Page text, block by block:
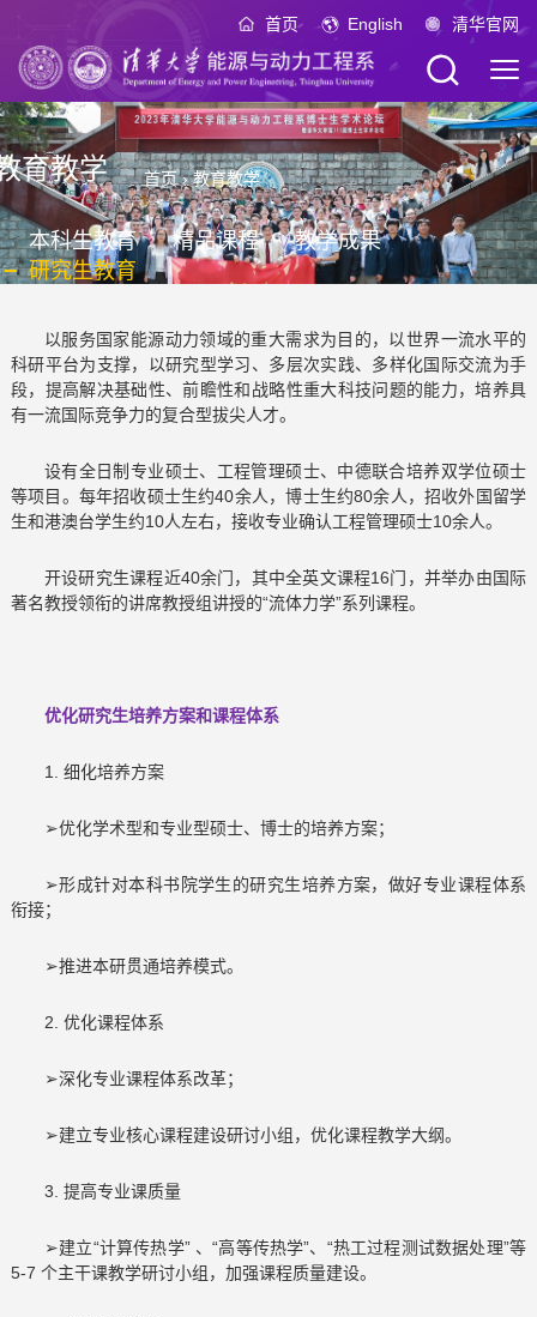
首页 English 清华官网
育教学 首页›教育教学
本科生教育 精品课程
教学成果
研究生教育
以服务国家能源动力领域的重大需求为目的，以世界一流水平的
科研平台为支撑，以研究型学习、多层次实践、多样化国际交流为手
段，提高解决基础性、前瞻性和战略性重大科技问题的能力，培养具
有一流国际竞争力的复合型拔尖人才。
设有全日制专业硕士、工程管理硕士、中德联合培养双学位硕士
等项目。每年招收硕士生约40余人，博士生约80余人，招收外国留学
生和港澳台学生约10人左右，接收专业确认工程管理硕士10余人。
开设研究生课程近40余门，其中全英文课程16门，并举办由国际
著名教授领衔的讲席教授组讲授的“流体力学”系列课程。
优化研究生培养方案和课程体系
1. 细化培养方案
➢优化学术型和专业型硕士、博士的培养方案；
➢形成针对本科书院学生的研究生培养方案，做好专业课程体系
衔接；
➢推进本研贯通培养模式。
2. 优化课程体系
➢深化专业课程体系改革；
➢建立专业核心课程建设研讨小组，优化课程教学大纲。
3. 提高专业课质量
➢建立“计算传热学” 、“高等传热学”、“热工过程测试数据处理”等
5-7 个主干课教学研讨小组，加强课程质量建设。